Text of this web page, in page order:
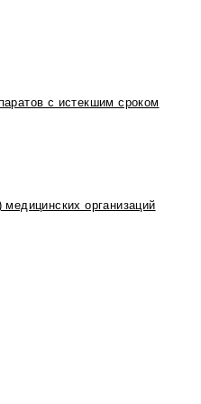
с истекшим сроком
организаций